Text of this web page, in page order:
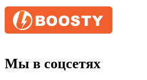
Мы в соцсетях